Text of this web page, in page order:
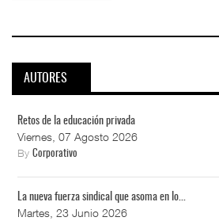
AUTORES
Retos de la educación privada
Viernes, 07 Agosto 2026
By Corporativo
La nueva fuerza sindical que asoma en lo...
Martes, 23 Junio 2026